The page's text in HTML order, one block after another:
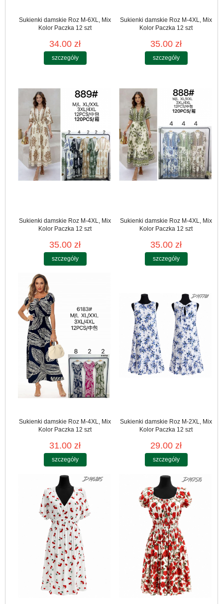
Sukienki damskie Roz M-6XL, Mix
Kolor Paczka 12 szt
34.00 zł
szczegóły
Sukienki damskie Roz M-4XL, Mix
Kolor Paczka 12 szt
35.00 zł
szczegóły
Sukienki damskie Roz M-4XL, Mix
Kolor Paczka 12 szt
35.00 zł
szczegóły
Sukienki damskie Roz M-4XL, Mix
Kolor Paczka 12 szt
35.00 zł
szczegóły
Sukienki damskie Roz M-4XL, Mix
Kolor Paczka 12 szt
31.00 zł
szczegóły
Sukienki damskie Roz M-2XL, Mix
Kolor Paczka 12 szt
29.00 zł
szczegóły